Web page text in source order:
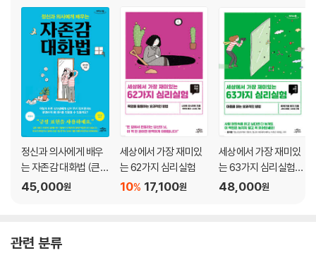
Five. 오체불만족
+ 장면 속으로 +
오체불만족 / 초라한 뒷모습, 탕! 탕! 탕! / 폭식폭식 / 터지기 일보직전 /
갈 곳이 없네 / 미스매치 (X) / 몸 따로 마음 따로 / 나르시시즘 / Twinkle
/ Signal
Six. 나도 나를 모른다
나를 속이다 / 어른 스킬 Ⅰ / 어른 스킬 Ⅱ / 감옥에 갇힌 이유 / Thorn / 내
계 / 누구냐, 넌!
+ 장면 속으로 +
정신과 의사에게 배우
는 자존감 대화법 (큰글
자도서)
45,000원
세상에서 가장 재미있
는 62가지 심리실험
17,100원
10%
세상에서 가장 재미있
는 63가지 심리실험
(큰글자도서)
48,000원
관련 분류